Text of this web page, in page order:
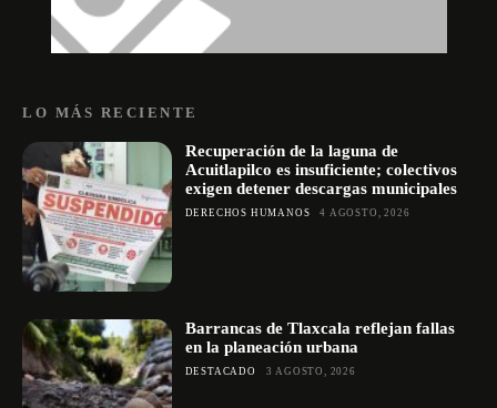
LO MÁS RECIENTE
Recuperación de la laguna de
Acuitlapilco es insuficiente; colectivos
exigen detener descargas municipales
DERECHOS HUMANOS 4 AGOSTO, 2026
Barrancas de Tlaxcala reflejan fallas
en la planeación urbana
DESTACADO 3 AGOSTO, 2026